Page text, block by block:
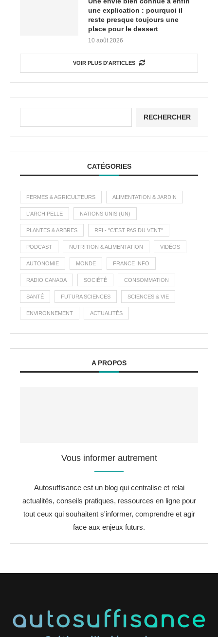
une explication : pourquoi il
reste presque toujours une
place pour le dessert
10 août 2026
VOIR PLUS D'ARTICLES
RECHERCHER
CATÉGORIES
FERMES & AGRICULTEURS ALIMENTATION & JARDIN
L'ARCHIPELLE NATIONS UNIS (UN)
PLANTES & ARBRES RFI - "C'EST PAS DU VENT"
PODCAST NUTRITION & ALIMENTATION VIDÉOS
AUTONOMIE MONDE FRANCE INFO
RADIO CANADA SOCIÉTÉ CONSOMMATION
SANTÉ FUTURA SCIENCES SCIENCES & VIE
ENVIRONNEMENT ACTUALITÉS
A PROPOS
Vous informer autrement
Autosuffisance est un blog qui centralise et relai
actualités, conseils pratiques, ressources en ligne pour
tout ceux qui souhaitent s'informer, comprendre et agir
face aux enjeux futurs.